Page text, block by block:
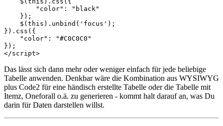
        "color": "black"
    });
    $(this).unbind('focus');
}).css({
    "color": "#C0C0C0"
});
</script>
Das lässt sich dann mehr oder weniger einfach für jede beliebige
Tabelle anwenden. Denkbar wäre die Kombination aus WYSIWYG
plus Code2 für eine händisch erstellte Tabelle oder die Tabelle mit
Itemz, Oneforall o.ä. zu generieren - kommt halt darauf an, was Du
darin für Daten darstellen willst.